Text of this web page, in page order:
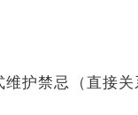
护禁忌（直接